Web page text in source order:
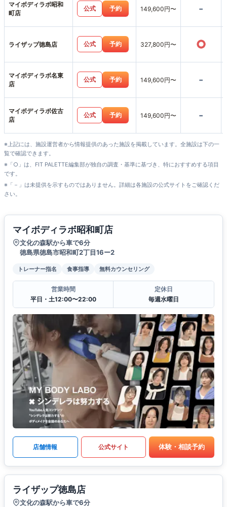
マイボディラボ昭和
町店
公式 予約 149,600円〜 -
ライザップ徳島店 公式 予約 327,800円〜 ○
マイボディラボ名東
店
公式 予約 149,600円〜 -
マイボディラボ佐古
店
公式 予約 149,600円〜 -
※上記には、施設運営者から情報提供のあった施設を掲載しています。全施設は下の一
覧で確認できます。
※「○」は、FIT PALETTE編集部が独自の調査・基準に基づき、特におすすめする項目
です。
※「－」は未提供を示すものではありません。詳細は各施設の公式サイトをご確認くだ
さい。
マイボディラボ昭和町店
文化の森駅から車で6分
徳島県徳島市昭和町2丁目16ー2
トレーナー指名 食事指導 無料カウンセリング
営業時間
平日・土12:00〜22:00
定休日
毎週水曜日
店舗情報 公式サイト 体験・相談予約
ライザップ徳島店
文化の森駅から車で6分